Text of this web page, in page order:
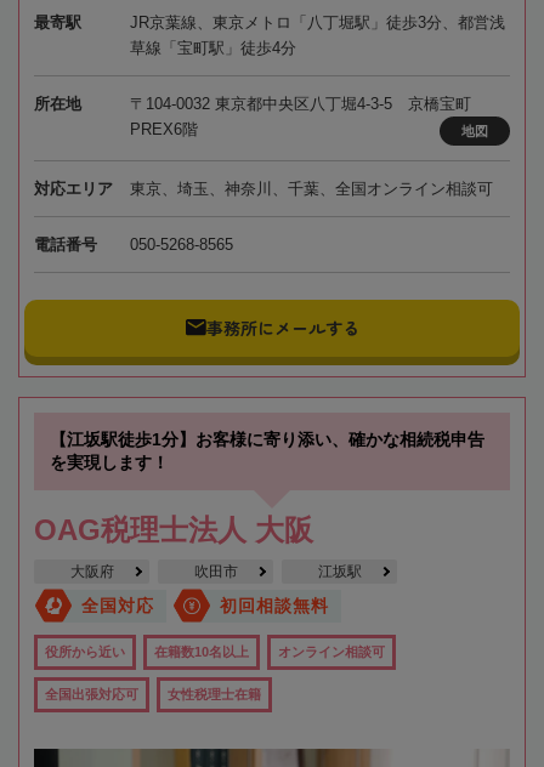
最寄駅
JR京葉線、東京メトロ「八丁堀駅」徒歩3分、都営浅
草線「宝町駅」徒歩4分
所在地
〒104-0032 東京都中央区八丁堀4-3-5 京橋宝町
PREX6階
地図
対応エリア 東京、埼玉、神奈川、千葉、全国オンライン相談可
電話番号 050-5268-8565
事務所にメールする
【江坂駅徒歩1分】お客様に寄り添い、確かな相続税申告
を実現します！
OAG税理士法人 大阪
大阪府 吹田市 江坂駅
全国対応 初回相談無料
役所から近い 在籍数10名以上 オンライン相談可
全国出張対応可 女性税理士在籍